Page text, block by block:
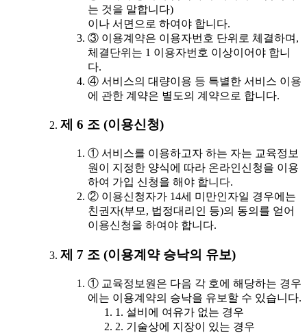
는 것을 말합니다)
이나 서면으로 하여야 합니다.
③ 이용계약은 이용자번호 단위로 체결하며,
체결단위는 1 이용자번호 이상이어야 합니
다.
④ 서비스의 대량이용 등 특별한 서비스 이용
에 관한 계약은 별도의 계약으로 합니다.
제 6 조 (이용신청)
① 서비스를 이용하고자 하는 자는 교육정보
원이 지정한 양식에 따라 온라인신청을 이용
하여 가입 신청을 해야 합니다.
② 이용신청자가 14세 미만인자일 경우에는
친권자(부모, 법정대리인 등)의 동의를 얻어
이용신청을 하여야 합니다.
제 7 조 (이용계약 승낙의 유보)
① 교육정보원은 다음 각 호에 해당하는 경우
에는 이용계약의 승낙을 유보할 수 있습니다.
1. 설비에 여유가 없는 경우
2. 기술상에 지장이 있는 경우